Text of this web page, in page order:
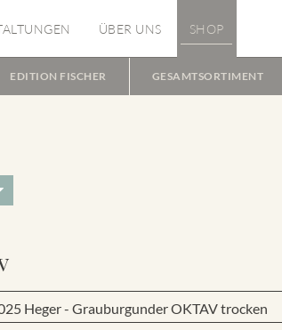
ÜBER UNS SHOP
EDITION FISCHER GESAMTSORTIMENT
Heger - Grauburgunder OKTAV trocken